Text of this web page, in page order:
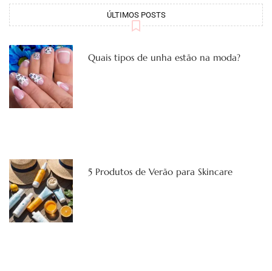
ÚLTIMOS POSTS
Quais tipos de unha estão na moda?
5 Produtos de Verão para Skincare